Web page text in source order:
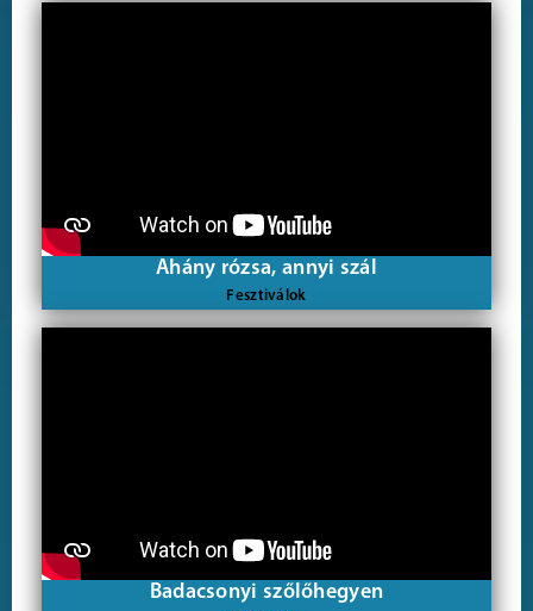
Ahány rózsa, annyi szál
Fesztiválok
Badacsonyi szőlőhegyen